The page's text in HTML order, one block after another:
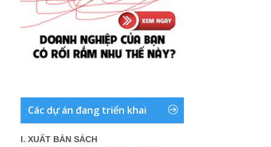
Các dự án đang triển khai
I. XUẤT BẢN SÁCH
Giới thiệu về dự án xuất bản sách Blog